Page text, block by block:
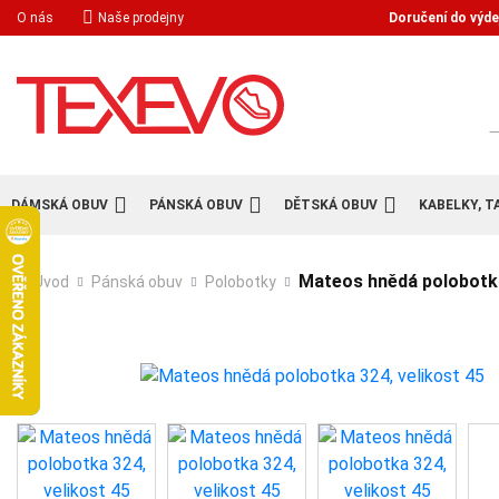
O nás Naše prodejny Doručení do
DÁMSKÁ OBUV PÁNSKÁ OBUV DĚTSKÁ OBUV KABELKY,
Úvod Pánská obuv Polobotky Mateos hnědá